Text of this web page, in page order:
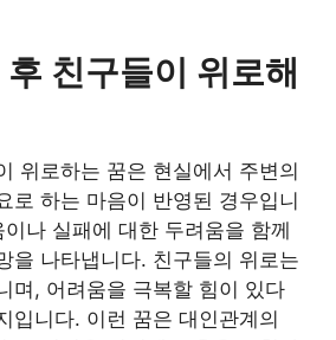
친구들이 위로해
위로하는 꿈은 현실에서 주변의
로 하는 마음이 반영된 경우입니
나 실패에 대한 두려움을 함께
을 나타냅니다. 친구들의 위로는
며, 어려움을 극복할 힘이 있다
입니다. 이런 꿈은 대인관계의